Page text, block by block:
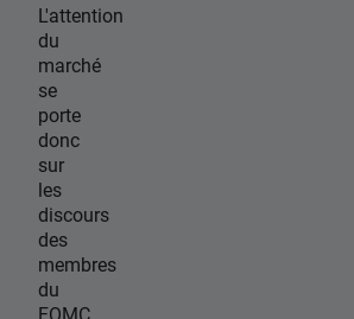
L'attention
du
marché
se
porte
donc
sur
les
discours
des
membres
du
FOMC.